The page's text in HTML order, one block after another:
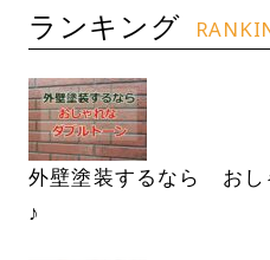
ランキング
外壁塗装するなら おし
♪